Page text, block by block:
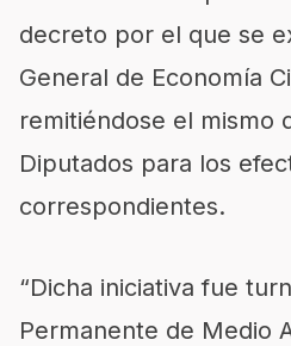
decreto por el que se
General de Economía
remitiéndose el mismo
Diputados para los
correspondientes.
“Dicha iniciativa fue
Permanente de Medio